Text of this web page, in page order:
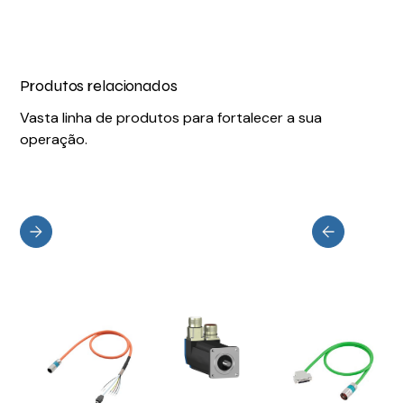
Produtos relacionados
Vasta linha de produtos para fortalecer a sua
operação.